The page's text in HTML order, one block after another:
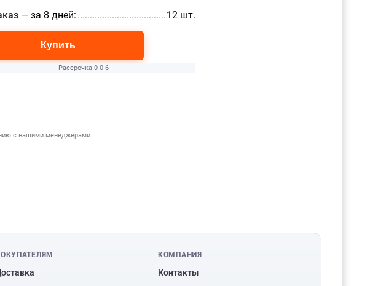
— за 8 дней: .................................................................
12 шт.
Купить
Рассрочка 0-0-6
с нашими менеджерами.
КОМПАНИЯ
Контакты